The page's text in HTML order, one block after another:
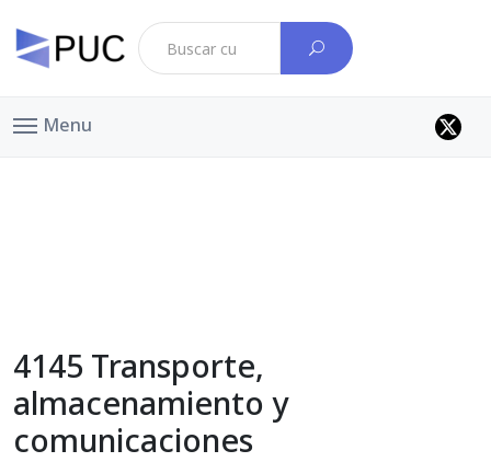
Menu
4145 Transporte,
almacenamiento y
comunicaciones